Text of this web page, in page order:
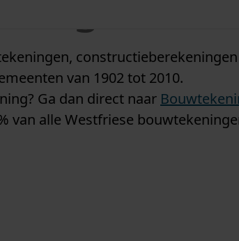
van 1902 tot 2010.
Ga dan direct naar
van alle Westfriese